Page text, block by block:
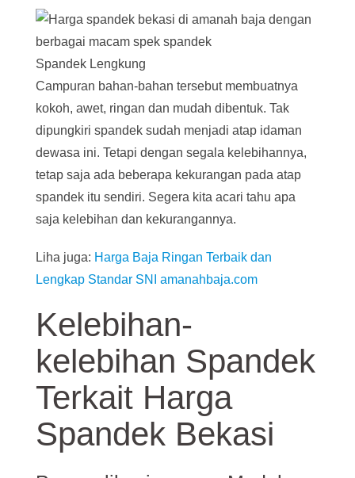
Spandek Lengkung
Campuran bahan-bahan tersebut membuatnya
kokoh, awet, ringan dan mudah dibentuk. Tak
dipungkiri spandek sudah menjadi atap idaman
dewasa ini. Tetapi dengan segala kelebihannya,
tetap saja ada beberapa kekurangan pada atap
spandek itu sendiri. Segera kita acari tahu apa
saja kelebihan dan kekurangannya.
Liha juga: Harga Baja Ringan Terbaik dan
Lengkap Standar SNI amanahbaja.com
Kelebihan-
kelebihan Spandek
Terkait Harga
Spandek Bekasi